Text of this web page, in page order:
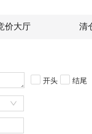
价大厅 清
开头 结尾